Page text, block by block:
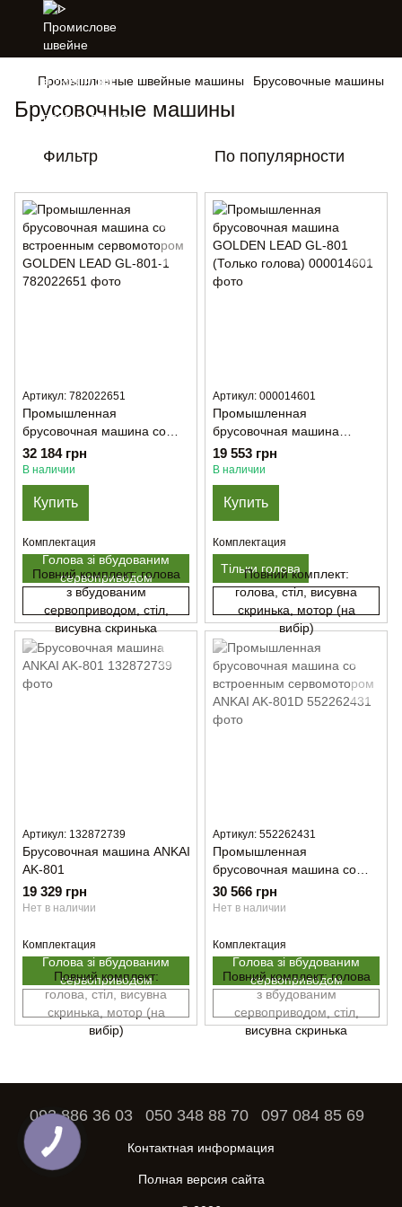
Промышленные швейные машины Брусовочные машины
Брусовочные машины
Фильтр По популярности
Артикул: 782022651
Промышленная
брусовочная машина со
встроенным сервомотором
GOLDEN LEAD GL-801-1
32 184 грн
В наличии
Купить
Комплектация
Голова зі вбудованим
сервоприводом
Повний комплект: голова
з вбудованим
сервоприводом, стіл,
висувна скринька
Артикул: 000014601
Промышленная
брусовочная машина
GOLDEN LEAD GL-801
(Только голова)
19 553 грн
В наличии
Купить
Комплектация
Тільки голова
Повний комплект:
голова, стіл, висувна
скринька, мотор (на
вибір)
Артикул: 132872739
Брусовочная машина ANKAI
AK-801
19 329 грн
Нет в наличии
Комплектация
Голова зі вбудованим
сервоприводом
Повний комплект:
голова, стіл, висувна
скринька, мотор (на
вибір)
Артикул: 552262431
Промышленная
брусовочная машина со
встроенным сервомотором
ANKAI AK-801D
30 566 грн
Нет в наличии
Комплектация
Голова зі вбудованим
сервоприводом
Повний комплект: голова
з вбудованим
сервоприводом, стіл,
висувна скринька
093 886 36 03 050 348 88 70 097 084 85 69
Контактная информация
Полная версия сайта